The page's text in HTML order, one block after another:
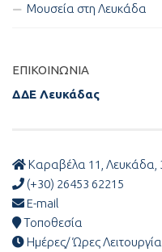
Μουσεία στη Λευκάδα
ΕΠΙΚΟΙΝΩΝΊΑ
ΔΔΕ Λευκάδας
Καραβέλα 11, Λευκάδα,
(+30) 26453 62215
E-mail
Τοποθεσία
Ημέρες/ Ώρες